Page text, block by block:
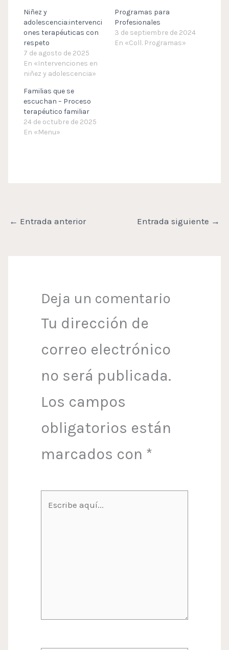
Niñez y
adolescencia:intervenci
ones terapéuticas con
respeto
7 de agosto de 2025
En «Intervenciones en
niñez y adolescencia»
Programas para
Profesionales
3 de septiembre de 2024
En «Coll. Programas»
Familias que se
escuchan – Proceso
terapéutico familiar
24 de octubre de 2025
En «Menu»
← Entrada anterior Entrada siguiente →
Deja un comentario
Tu dirección de
correo electrónico
no será publicada.
Los campos
obligatorios están
marcados con *
Escribe